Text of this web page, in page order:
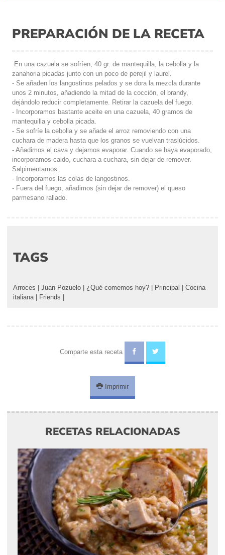
PREPARACIÓN DE LA RECETA
En una cazuela se sofríen, 40 gr. de mantequilla, la cebolla y la
zanahoria picadas junto con un poco de perejil y laurel.
- Se añaden los langostinos pelados y se dora la mezcla durante
unos 2 minutos, añadiendo la mitad de la cocción, el brandy,
dejándolo reducir completamente. Retirar la cazuela del fuego.
- Incorporamos bastante aceite en una cazuela, 40 gramos de
mantequilla y cebolla picada.
- Se sofríe la cebolla y se añade el arroz removiendo con una
cuchara de madera hasta que los granos se vuelvan traslúcidos.
- Añadimos el cava y dejamos evaporar. Cuando se haya evaporado,
incorporamos caldo, cuchara a cuchara, sin dejar de remover.
Salpimentamos.
- Incorporamos las colas de langostinos.
- Fuera del fuego, añadimos (sin dejar de remover) el queso
parmesano rallado.
TAGS
Arroces | Juan Pozuelo | ¿Qué comemos hoy? | Principal | Cocina
italiana | Friends |
Comparte esta receta
Imprimir
RECETAS RELACIONADAS